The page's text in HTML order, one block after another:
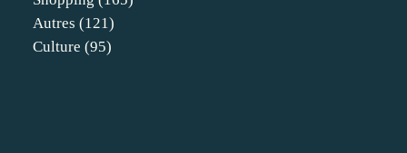
Autres (121)
Culture (95)